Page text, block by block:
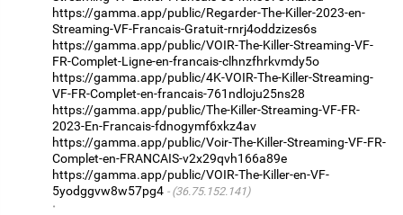
https://gamma.app/public/Regarder-The-Killer-2023-en-
Streaming-VF-Francais-Gratuit-rnrj4oddzizes6s
https://gamma.app/public/VOIR-The-Killer-Streaming-VF-
FR-Complet-Ligne-en-francais-clhnzfhrkvmdy5o
https://gamma.app/public/4K-VOIR-The-Killer-Streaming-
VF-FR-Complet-en-francais-761ndloju25ns28
https://gamma.app/public/The-Killer-Streaming-VF-FR-
2023-En-Francais-fdnogymf6xkz4av
https://gamma.app/public/Voir-The-Killer-Streaming-VF-FR-
Complet-en-FRANCAIS-v2x29qvh166a89e
https://gamma.app/public/VOIR-The-Killer-en-VF-
5yodggvw8w57pg4
(36.75.152.141)
·